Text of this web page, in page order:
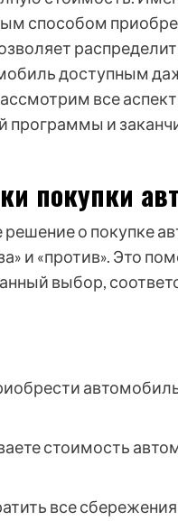
способом
доступным
все
программы и
покупки
о покупке
и «против». Это
выбор,
стоимость
все